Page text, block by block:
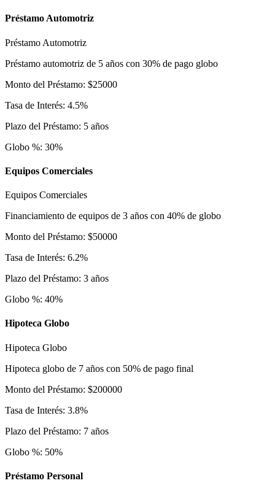
Préstamo Automotriz
Préstamo Automotriz
Préstamo automotriz de 5 años con 30% de pago globo
Monto del Préstamo: $25000
Tasa de Interés: 4.5%
Plazo del Préstamo: 5 años
Globo %: 30%
Equipos Comerciales
Equipos Comerciales
Financiamiento de equipos de 3 años con 40% de globo
Monto del Préstamo: $50000
Tasa de Interés: 6.2%
Plazo del Préstamo: 3 años
Globo %: 40%
Hipoteca Globo
Hipoteca Globo
Hipoteca globo de 7 años con 50% de pago final
Monto del Préstamo: $200000
Tasa de Interés: 3.8%
Plazo del Préstamo: 7 años
Globo %: 50%
Préstamo Personal